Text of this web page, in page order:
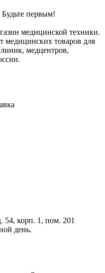
Будьте первым!
медицинской техники.
медицинских товаров для
медцентров,
54, корп. 1, пом. 201
день.